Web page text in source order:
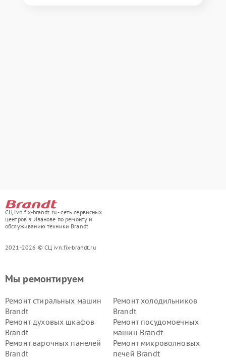
СЦ ivn.fix-brandt.ru - сеть сервисных
центров в Иванове по ремонту и
обслуживанию техники Brandt
2021-2026 © СЦ ivn.fix-brandt.ru
Мы ремонтируем
Ремонт стиральных машин
Brandt
Ремонт холодильников
Brandt
Ремонт духовых шкафов
Brandt
Ремонт посудомоечных
машин Brandt
Ремонт варочных панелей
Brandt
Ремонт микроволновых
печей Brandt